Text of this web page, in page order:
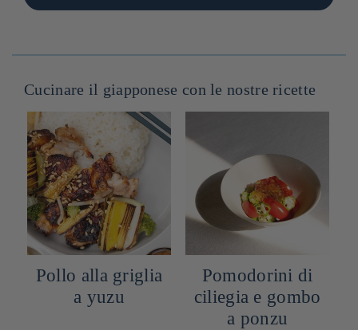
Cucinare il giapponese con le nostre ricette
Pollo alla griglia
a yuzu
Pomodorini di
ciliegia e gombo
a ponzu